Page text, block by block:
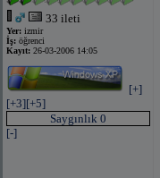
33 ileti
Yer: izmir
İş: öğrenci
Kayıt: 26-03-2006 14:05
[+]
[+3][+5]
Saygınlık 0
[-]